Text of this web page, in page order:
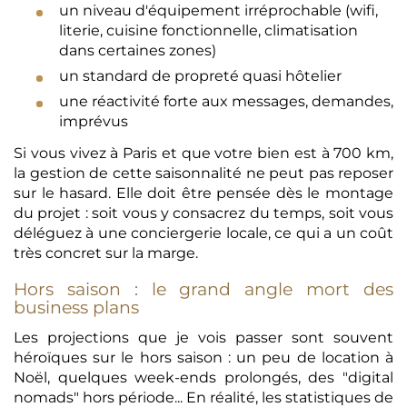
un niveau d'équipement irréprochable (wifi,
literie, cuisine fonctionnelle, climatisation
dans certaines zones)
un standard de propreté quasi hôtelier
une réactivité forte aux messages, demandes,
imprévus
Si vous vivez à Paris et que votre bien est à 700 km,
la gestion de cette saisonnalité ne peut pas reposer
sur le hasard. Elle doit être pensée dès le montage
du projet : soit vous y consacrez du temps, soit vous
déléguez à une conciergerie locale, ce qui a un coût
très concret sur la marge.
Hors saison : le grand angle mort des
business plans
Les projections que je vois passer sont souvent
héroïques sur le hors saison : un peu de location à
Noël, quelques week-ends prolongés, des "digital
nomads" hors période... En réalité, les statistiques de